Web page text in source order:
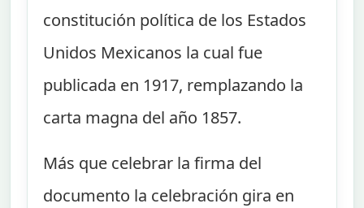
constitución política de los Estados
Unidos Mexicanos la cual fue
publicada en 1917, remplazando la
carta magna del año 1857.
Más que celebrar la firma del
documento la celebración gira en